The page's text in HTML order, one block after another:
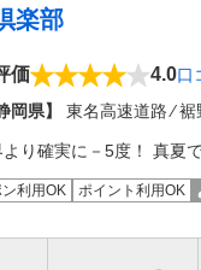
楽部
価 4.0口
岡県】
東名高速道路 ⁄
より確実に－5度！ 真夏
利用OK ポイント利用OK